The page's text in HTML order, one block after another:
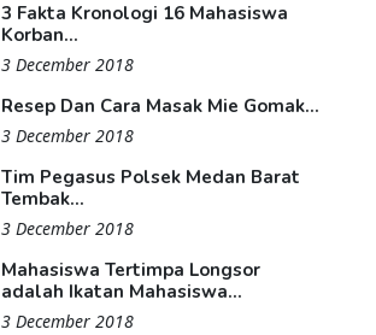
3 Fakta Kronologi 16 Mahasiswa
Korban...
3 December 2018
Resep Dan Cara Masak Mie Gomak...
3 December 2018
Tim Pegasus Polsek Medan Barat
Tembak...
3 December 2018
Mahasiswa Tertimpa Longsor
adalah Ikatan Mahasiswa...
3 December 2018